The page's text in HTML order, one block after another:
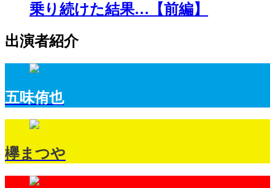
乗り続けた結果…【前編】
出演者紹介
五味侑也
欅まつや